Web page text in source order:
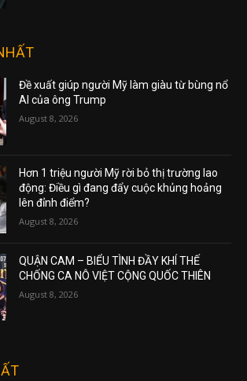
Đề xuất giúp người Mỹ làm giàu từ bùng nổ
AI của ông Trump
August 8, 2026
Hơn 1 triệu người Mỹ rời bỏ thị trường lao
động: Điều gì đang đẩy cuộc khủng hoảng
lên đỉnh điểm?
August 8, 2026
QUẬN CAM – BIỂU TÌNH ĐẦY KHÍ THẾ
CHỐNG CA NÔ VIỆT CỘNG QUỐC THIÊN
August 8, 2026